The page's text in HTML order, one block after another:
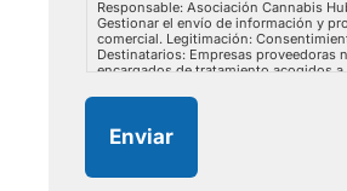
Responsable: Asociación Cannabis
Gestionar el envío de información y
comercial. Legitimación:
Destinatarios: Empresas proveedoras
encargados de tratamiento acogidos a
como otros derechos como se explica
consultar la información adicional y
protección de datos en este
Enviar